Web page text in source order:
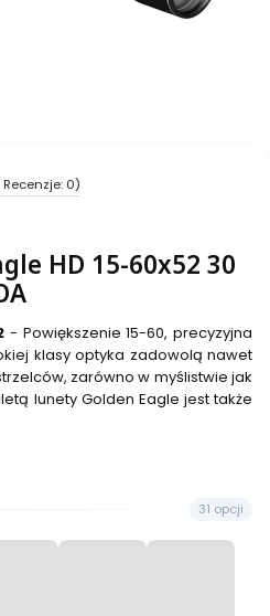
Recenzje: 0)
HD 15-60x52 30
- Powiększenie 15-60, precyzyjna
klasy optyka zadowolą nawet
zarówno w myślistwie jak
lunety Golden Eagle jest także
31 opcji